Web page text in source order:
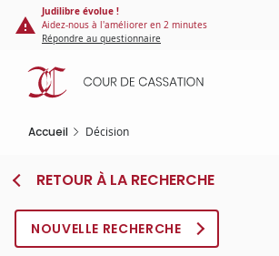
Panneau de gestion des cookies
contenu
principal
Judilibre évolue !
Aidez-nous à l'améliorer en 2 minutes
Répondre au questionnaire
Accueil Décision
RETOUR À LA RECHERCHE
NOUVELLE RECHERCHE